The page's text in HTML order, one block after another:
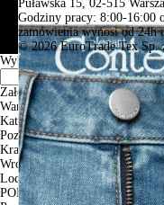
Puławska 15, 02-515
Godziny pracy: 8:00-16:00
zamówienia wynosi od 24h
© 2026 EuroTrade Tex Sp.
Wybierz miasta
Założenia
Warszawa
Katowice
Poznan
Krakow
Wroclaw
Lodz
PODGLĄD